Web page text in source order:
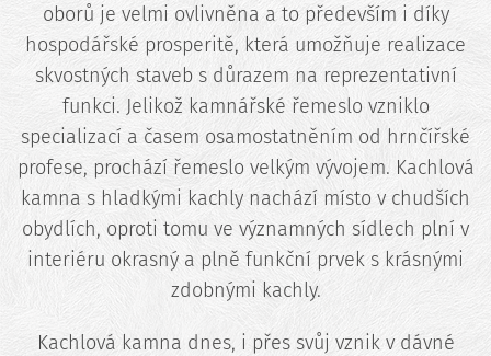
oborů je velmi ovlivněna a to především i díky
hospodářské prosperitě, která umožňuje realizace
skvostných staveb s důrazem na reprezentativní
funkci. Jelikož kamnářské řemeslo vzniklo
specializací a časem osamostatněním od hrnčířské
profese, prochází řemeslo velkým vývojem. Kachlová
kamna s hladkými kachly nachází místo v chudších
obydlích, oproti tomu ve významných sídlech plní v
interiéru okrasný a plně funkční prvek s krásnými
zdobnými kachly.
Kachlová kamna dnes, i přes svůj vznik v dávné